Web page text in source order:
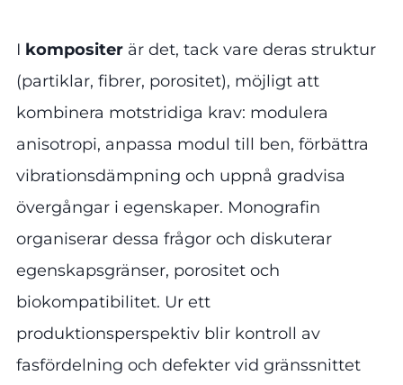
I kompositer är det, tack vare deras struktur
(partiklar, fibrer, porositet), möjligt att
kombinera motstridiga krav: modulera
anisotropi, anpassa modul till ben, förbättra
vibrationsdämpning och uppnå gradvisa
övergångar i egenskaper. Monografin
organiserar dessa frågor och diskuterar
egenskapsgränser, porositet och
biokompatibilitet. Ur ett
produktionsperspektiv blir kontroll av
fasfördelning och defekter vid gränssnittet